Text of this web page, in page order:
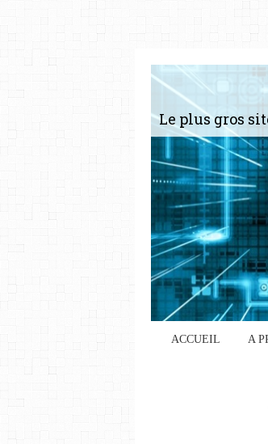
ACCUEIL A